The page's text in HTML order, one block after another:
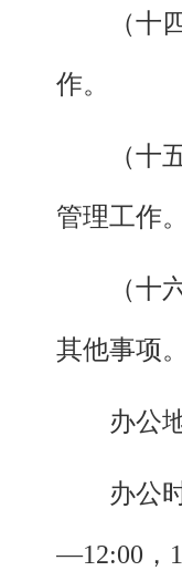
（十
作。
（十
管理工作。
（十
其他事项。
办公
办公
—12:00，